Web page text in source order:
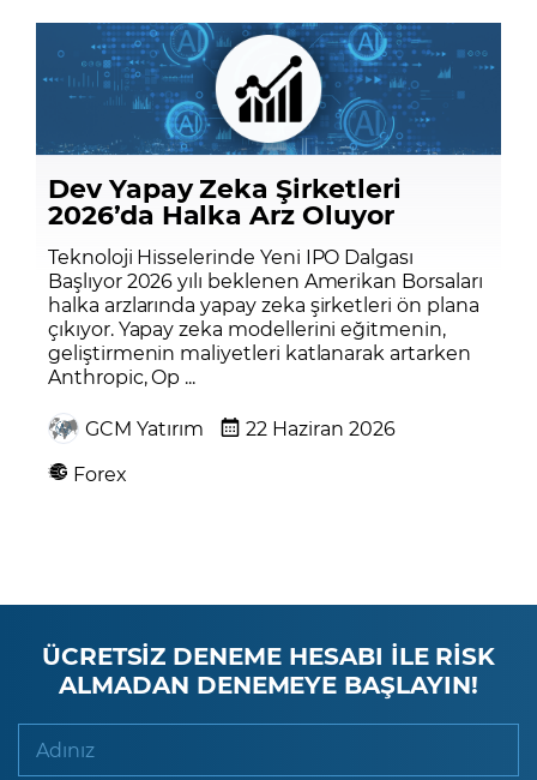
Dev Yapay Zeka Şirketleri
2026’da Halka Arz Oluyor
Teknoloji Hisselerinde Yeni IPO Dalgası
Başlıyor 2026 yılı beklenen Amerikan Borsaları
halka arzlarında yapay zeka şirketleri ön plana
çıkıyor. Yapay zeka modellerini eğitmenin,
geliştirmenin maliyetleri katlanarak artarken
Anthropic, Op ...
GCM Yatırım
22 Haziran 2026
Forex
ÜCRETSİZ DENEME HESABI İLE RİSK
ALMADAN DENEMEYE BAŞLAYIN!
Adınız